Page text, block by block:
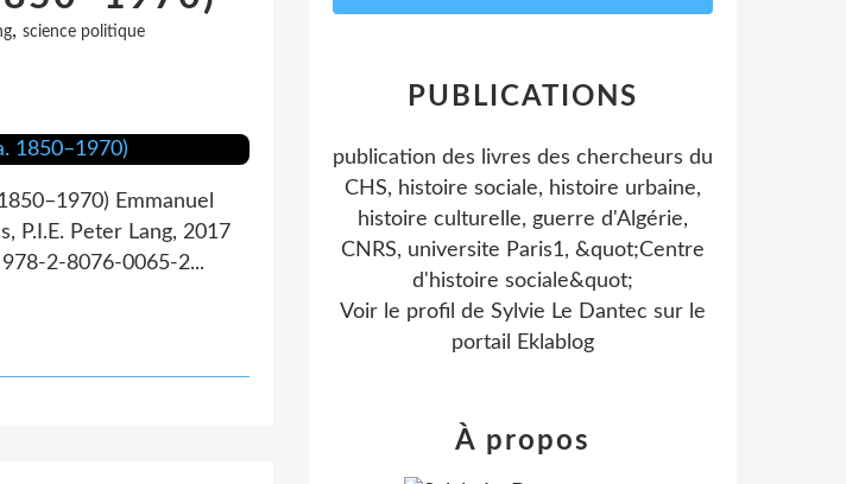
, science politique
Emmanuel
P.I.E. Peter Lang, 2017
2-8076-0065-2...
PUBLICATIONS
publication des livres des chercheurs du
CHS, histoire sociale, histoire urbaine,
histoire culturelle, guerre d'Algérie,
CNRS, universite Paris1, &quot;Centre
d'histoire sociale&quot;
Voir le profil de Sylvie Le Dantec sur le
portail Eklablog
À propos